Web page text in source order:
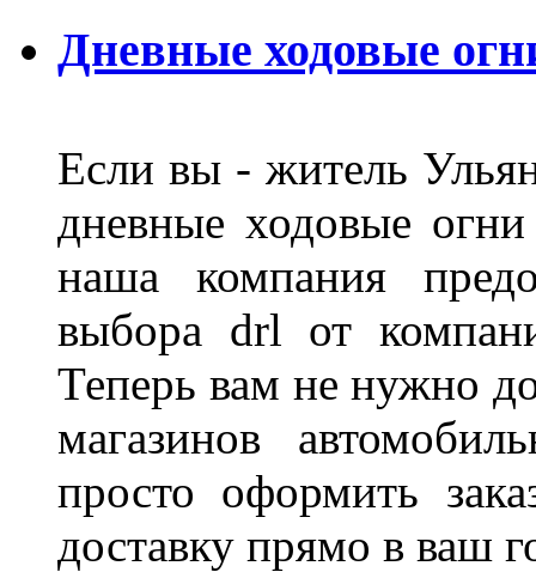
Дневные ходовые
Если вы - житель
дневные ходовые
наша компания
выбора drl от
Теперь вам не нужно
магазинов
просто оформить
доставку прямо в ваш